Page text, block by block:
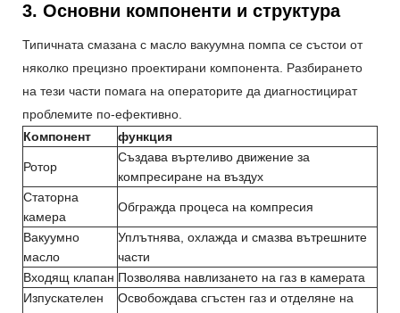
3. Основни компоненти и структура
Типичната смазана с масло вакуумна помпа се състои от
няколко прецизно проектирани компонента. Разбирането
на тези части помага на операторите да диагностицират
проблемите по-ефективно.
Компонент
функция
Ротор
Създава въртеливо движение за
компресиране на въздух
Статорна
камера
Обгражда процеса на компресия
Вакуумно
масло
Уплътнява, охлажда и смазва вътрешните
части
Входящ клапан Позволява навлизането на газ в камерата
Изпускателен
Освобождава сгъстен газ и отделяне на